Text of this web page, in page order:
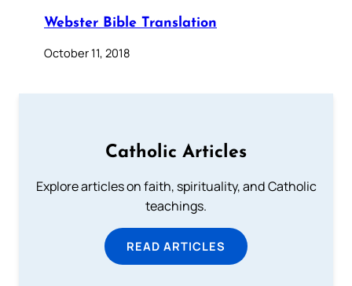
Webster Bible Translation
October 11, 2018
Catholic Articles
Explore articles on faith, spirituality, and Catholic
teachings.
READ ARTICLES